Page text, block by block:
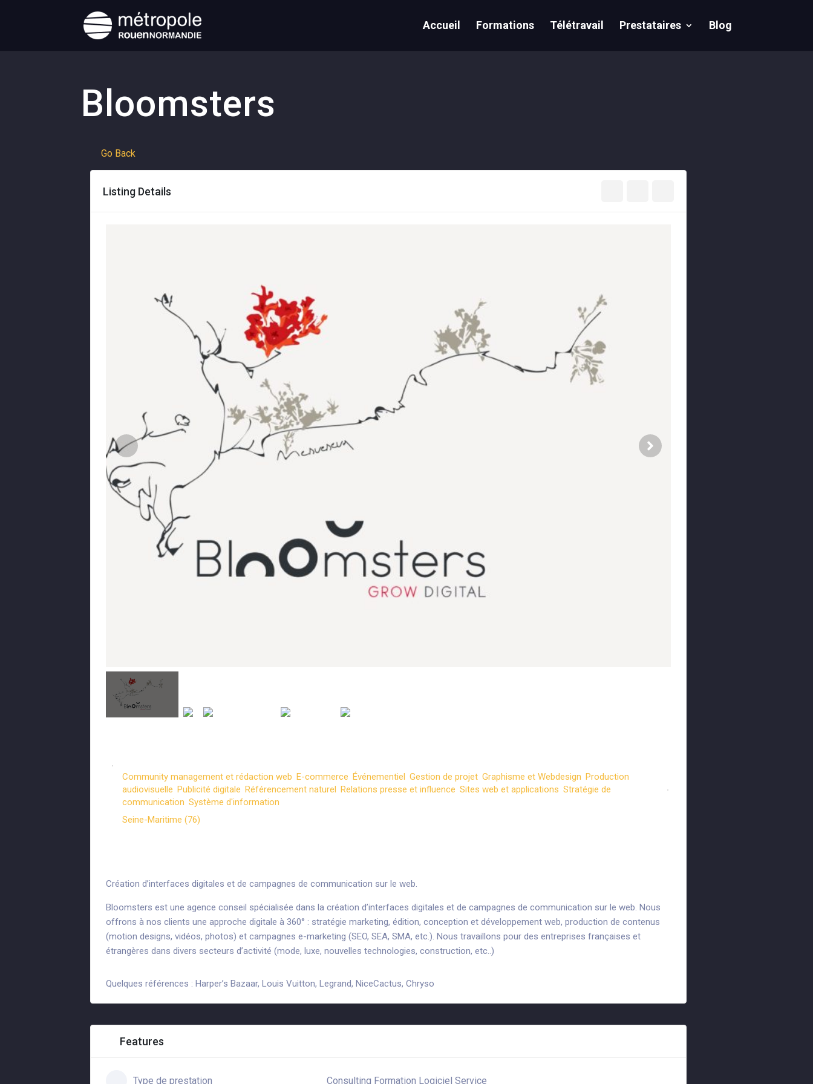
Accueil Formations Télétravail Prestataires Blog
Bloomsters
Go Back
Listing Details
Community management et rédaction web ,E-commerce ,Événementiel ,Gestion de projet ,Graphisme et Webdesign ,Production
audiovisuelle ,Publicité digitale ,Référencement naturel ,Relations presse et influence ,Sites web et applications ,Stratégie de
communication ,Système d'information
Seine-Maritime (76)
Création d’interfaces digitales et de campagnes de communication sur le web.
Bloomsters est une agence conseil spécialisée dans la création d’interfaces digitales et de campagnes de communication sur le web. Nous
offrons à nos clients une approche digitale à 360° : stratégie marketing, édition, conception et développement web, production de contenus
(motion designs, vidéos, photos) et campagnes e-marketing (SEO, SEA, SMA, etc.). Nous travaillons pour des entreprises françaises et
étrangères dans divers secteurs d’activité (mode, luxe, nouvelles technologies, construction, etc..)
Quelques références : Harper’s Bazaar, Louis Vuitton, Legrand, NiceCactus, Chryso
Features
Type de prestation Consulting Formation Logiciel Service